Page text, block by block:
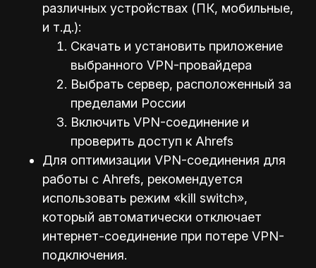
различных устройствах (ПК, мобильные,
и т.д.):
Скачать и установить приложение
выбранного VPN-провайдера
Выбрать сервер, расположенный за
пределами России
Включить VPN-соединение и
проверить доступ к Ahrefs
Для оптимизации VPN-соединения для
работы с Ahrefs, рекомендуется
использовать режим «kill switch»,
который автоматически отключает
интернет-соединение при потере VPN-
подключения.